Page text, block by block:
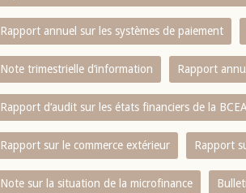
Rapport annuel sur les systèmes de paiement
Note trimestrielle d‘information Rapport
Rapport d‘audit sur les états financiers de la
Rapport sur le commerce extérieur Rapport
Note sur la situation de la microfinance